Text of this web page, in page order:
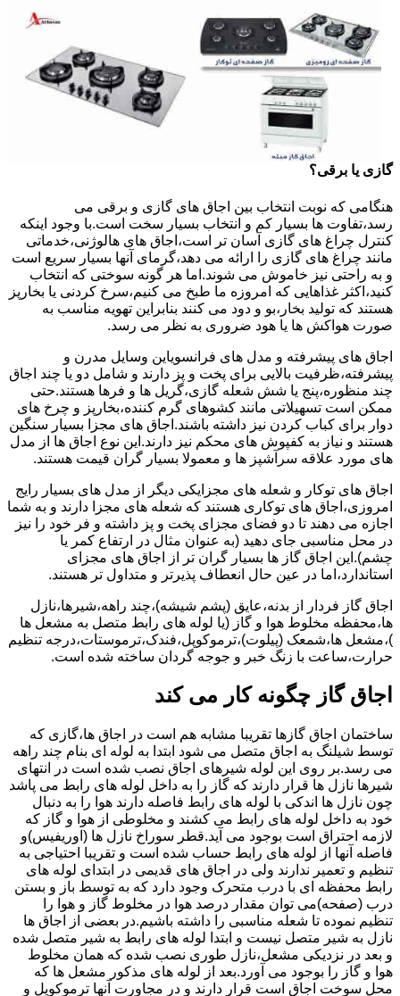
گازی یا برقی؟
هنگامی که نوبت انتخاب بین اجاق های گازی و برقی می
رسد،تفاوت ها بسیار کم و انتخاب بسیار سخت است.با وجود اینکه
کنترل چراغ های گازی آسان تر است،اجاق های هالوژنی،خدماتی
مانند چراغ های گازی را ارائه می دهد،گرمای آنها بسیار سریع است
و به راحتی نیز خاموش می شوند.اما هر گونه سوختی که انتخاب
کنید،اکثر غذاهایی که امروزه ما طبخ می کنیم،سرخ کردنی یا بخارپز
هستند که تولید بخار،بو و دود می کنند بنابراین تهویه مناسب به
صورت هواکش ها یا هود ضروری به نظر می رسد.
اجاق های پیشرفته و مدل های فرانسویاین وسایل مدرن و
پیشرفته،ظرفیت بالایی برای پخت و پز دارند و شامل دو یا چند اجاق
چند منظوره،پنج یا شش شعله گازی،گریل ها و فرها هستند.حتی
ممکن است تسهیلاتی مانند کشوهای گرم کننده،بخارپز و چرخ های
دوار برای کباب کردن نیز داشته باشند.اجاق های مجزا بسیار سنگین
هستند و نیاز به کفپوش های محکم نیز دارند.این نوع اجاق ها از مدل
های مورد علاقه سرآشپز ها و معمولا بسیار گران قیمت هستند.
اجاق های توکار و شعله های مجزایکی دیگر از مدل های بسیار رایج
امروزی،اجاق های توکاری هستند که شعله های مجزا دارند و به شما
اجازه می دهند تا دو فضای مجزای پخت و پز داشته و فر خود را نیز
در محل مناسبی جای دهید (به عنوان مثال در ارتفاع کمر یا
چشم).این اجاق گاز ها بسیار گران تر از اجاق های مجزای
استاندارد،اما در عین حال انعطاف پذیرتر و متداول تر هستند.
اجاق گاز فردار از بدنه،عایق (پشم شیشه)،چند راهه،شیرها،نازل
ها،محفظه مخلوط هوا و گاز (یا لوله های رابط متصل به مشعل ها
)،مشعل ها،شمعک (پیلوت)،ترموکوپل،فندک،ترموستات،درجه تنظیم
حرارت،ساعت با زنگ خبر و جوجه گردان ساخته شده است.
اجاق گاز چگونه کار می کند
ساختمان اجاق گازها تقریبا مشابه هم است در اجاق ها،گازی که
توسط شیلنگ به اجاق متصل می شود ابتدا به لوله ای بنام چند راهه
می رسد.بر روی این لوله شیرهای اجاق نصب شده است در انتهای
شیرها نازل ها قرار دارند که گاز را به داخل لوله های رابط می پاشد
چون نازل ها اندکی با لوله های رابط فاصله دارند هوا را به دنبال
خود به داخل لوله های رابط می کشند و مخلوطی از هوا و گاز که
لازمه احتراق است بوجود می آید.قطر سوراخ نازل ها (اوریفیس)و
فاصله آنها از لوله های رابط حساب شده است و تقریبا احتیاجی به
تنظیم و تعمیر ندارند ولی در اجاق های قدیمی در ابتدای لوله های
رابط محفظه ای با درب متحرک وجود دارد که به توسط باز و بستن
درب (صفحه)می توان مقدار درصد هوا در مخلوط گاز و هوا را
تنظیم نموده تا شعله مناسبی را داشته باشیم.در بعضی از اجاق ها
نازل به شیر متصل نیست و ابتدا لوله های رابط به شیر متصل شده
و بعد در نزدیکی مشعل،نازل طوری نصب شده که همان مخلوط
هوا و گاز را بوجود می آورد.بعد از لوله های مذکور مشعل ها که
محل سوخت اجاق است قرار دارند و در مجاورت آنها ترموکوپل و